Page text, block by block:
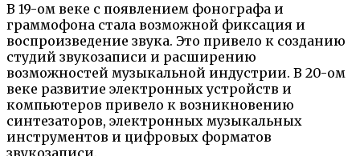
В 19-ом веке с появлением фонографа и
граммофона стала возможной фиксация и
воспроизведение звука. Это привело к созданию
студий звукозаписи и расширению
возможностей музыкальной индустрии. В 20-ом
веке развитие электронных устройств и
компьютеров привело к возникновению
синтезаторов, электронных музыкальных
инструментов и цифровых форматов